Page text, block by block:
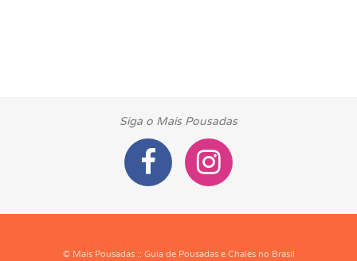
Siga o Mais Pousadas
© Mais Pousadas :: Guia de Pousadas e Chalés no Brasil